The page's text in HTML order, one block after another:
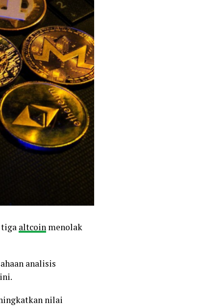
tiga altcoin menolak
analisis
nilai